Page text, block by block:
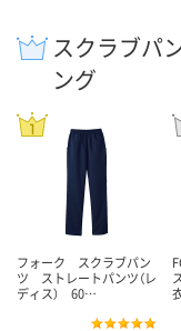
スクラブパ
ング
フォーク スクラブパン
ツ ストレートパンツ（レ
ディス） 60…